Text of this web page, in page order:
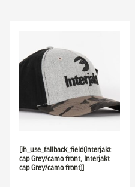
[ih_use_fallback_field(Interjakt
cap Grey/camo front, Interjakt
cap Grey/camo front)]